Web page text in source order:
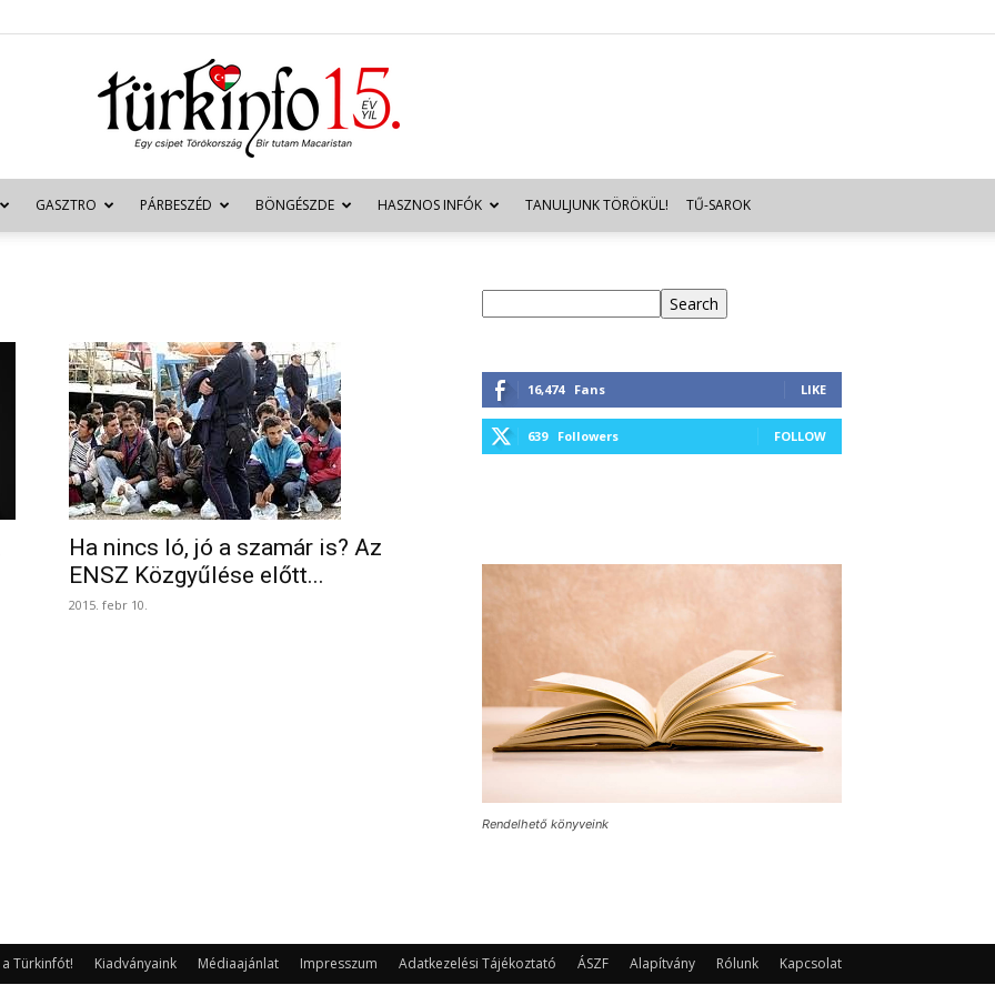
Türkinfo
GASZTRO PÁRBESZÉD BÖNGÉSZDE HASZNOS INFÓK TANULJUNK TÖRÖKÜL! TŰ-SAROK
Ha nincs ló, jó a szamár is? Az
ENSZ Közgyűlése előtt...
2015. febr 10.
Search
16,474 Fans LIKE
639 Followers FOLLOW
Rendelhető könyveink
Türkinfót! Kiadványaink Médiaajánlat Impresszum Adatkezelési Tájékoztató ÁSZF Alapítvány Rólunk Kapcsolat